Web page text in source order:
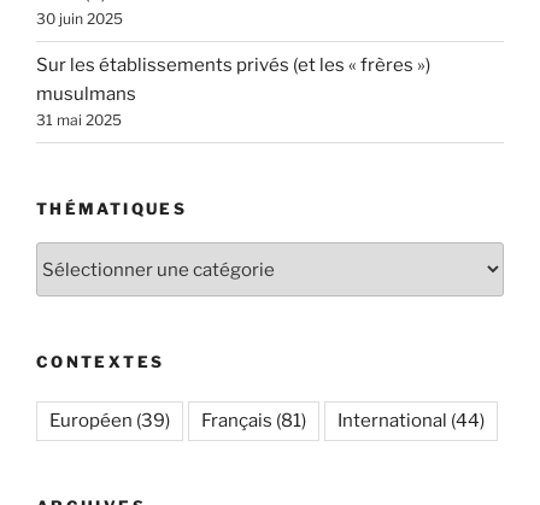
30 juin 2025
Sur les établissements privés (et les « frères »)
musulmans
31 mai 2025
THÉMATIQUES
CONTEXTES
Européen (39) Français (81) International (44)